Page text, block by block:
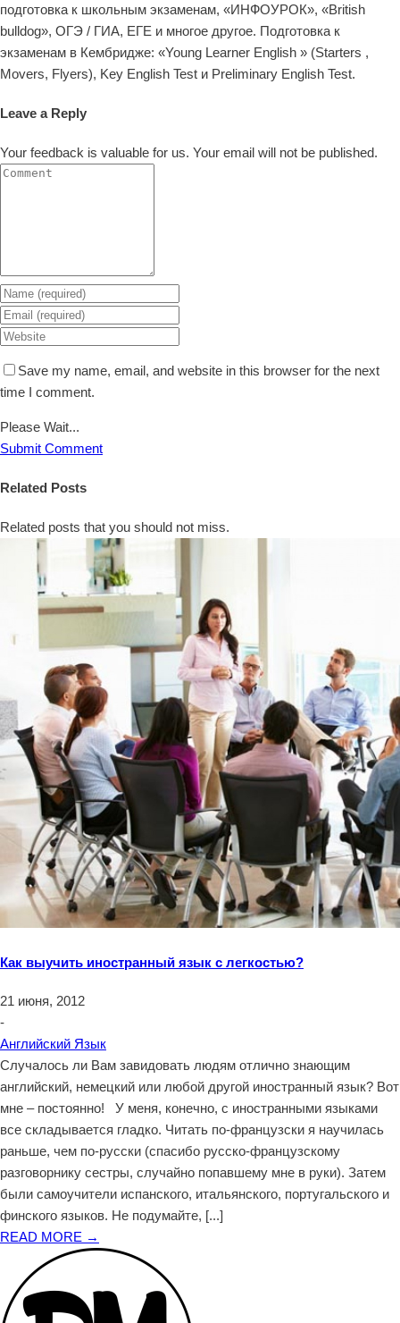
подготовка к школьным экзаменам, «ИНФОУРОК», «British
bulldog», ОГЭ / ГИА, ЕГЕ и многое другое. Подготовка к
экзаменам в Кембридже: «Young Learner English » (Starters ,
Movers, Flyers), Key English Test и Preliminary English Test.
Leave a Reply
Your feedback is valuable for us. Your email will not be published.
Save my name, email, and website in this browser for the next
time I comment.
Please Wait...
Submit Comment
Related Posts
Related posts that you should not miss.
Как выучить иностранный язык с легкостью?
21 июня, 2012
-
Английский Язык
Случалось ли Вам завидовать людям отлично знающим
английский, немецкий или любой другой иностранный язык? Вот
мне – постоянно! У меня, конечно, с иностранными языками
все складывается гладко. Читать по-французски я научилась
раньше, чем по-русски (спасибо русско-французскому
разговорнику сестры, случайно попавшему мне в руки). Затем
были самоучители испанского, итальянского, португальского и
финского языков. Не подумайте, [...]
READ MORE →